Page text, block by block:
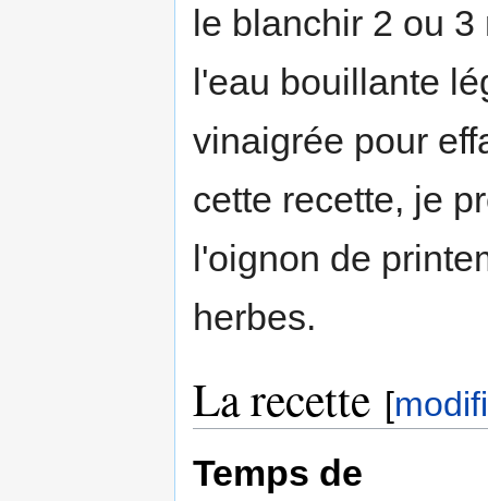
le blanchir 2 ou
l'eau bouillante
vinaigrée pour
cette recette, je
l'oignon de
herbes.
La recette [
Temps de